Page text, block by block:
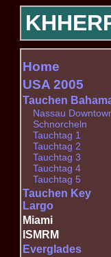
Home
USA 2005
Tauchen
Nassau
Schnorcheln
Tauchtag 1
Tauchtag 2
Tauchtag 3
Tauchtag 4
Tauchtag 5
Tauchen Key
Largo
Miami
ISMRM
Everglades